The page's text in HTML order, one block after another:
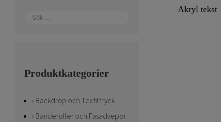
Akryl tekst
Produktkategorier
Backdrop och Textiltryck
Banderoller och Fasadvepor